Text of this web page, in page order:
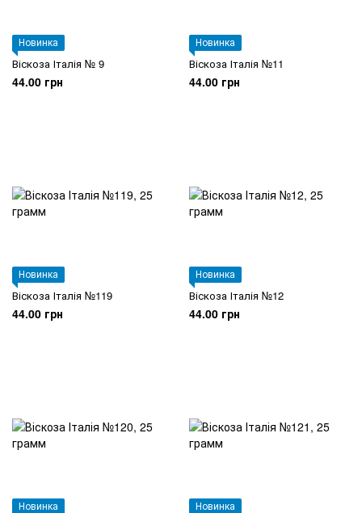
Новинка
Віскоза Італія № 9
44.00 грн
Новинка
Віскоза Італія №11
44.00 грн
Новинка
Віскоза Італія №119
44.00 грн
Новинка
Віскоза Італія №12
44.00 грн
Новинка Новинка